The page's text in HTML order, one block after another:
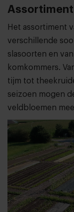
Het assortiment
verschillende
slasoorten en
komkommers.
tijm tot
seizoen mogen
veldbloemen